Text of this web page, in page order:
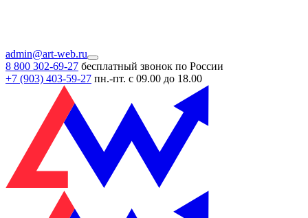
admin@art-web.ru
8 800 302-69-27 бесплатный звонок по России
+7 (903) 403-59-27 пн.-пт. с 09.00 до 18.00